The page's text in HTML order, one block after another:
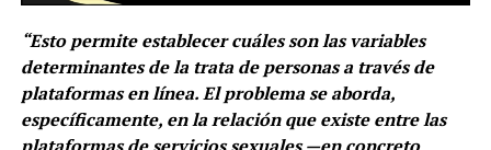
“Esto permite establecer cuáles son las variables
determinantes de la trata de personas a través de
plataformas en línea. El problema se aborda,
específicamente, en la relación que existe entre las